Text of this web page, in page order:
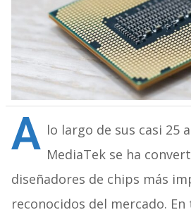
A lo largo de sus casi 25
MediaTek se ha
diseñadores de chips más
reconocidos del mercado.